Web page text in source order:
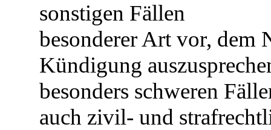
sonstigen Fällen
besonderer Art vor, dem
Kündigung
besonders schweren
auch zivil- und